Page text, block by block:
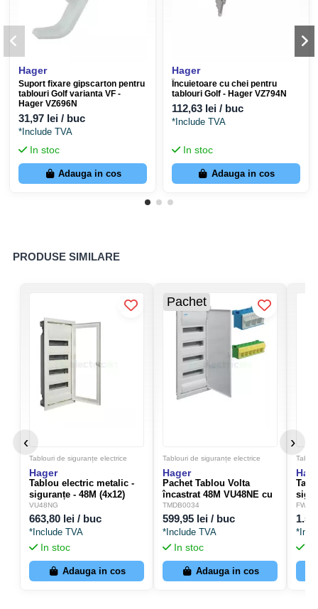
Suprafață montaj zidărie, gips-carton
Instalarea cofretului Hager Golf VF412TD în
diverse tipuri de pereți
Există 2 tipuri de elemente de fixare pentru instalarea tabloului
Hager Volta VF412TD în perete.
beton.
Elemente de fixare VZ786N pentru instalarea
scutului Golf Hager VF412TD în pereți solizi (4
buc.)
Elemente
de fixare
VZ696N
VF412TD
în pereți
buc.)
Dimensiuni Gabarit Tablou
Dimensiune Valoare
Hager
Suport fixare gipscarton pentru
tablouri Golf varianta VF -
Hager VZ696N
31,97 lei / buc
*Include TVA
In stoc
Adauga in cos
Hager
Încuietoare cu chei pentru
tablouri Golf - Hager VZ794N
112,63 lei / buc
*Include TVA
In stoc
Adauga in cos
PRODUSE SIMILARE
‹
Tablouri de siguranțe electrice
Hager
Tablou electric metalic -
siguranțe - 48M (4x12)
încastrat ușă sticlă Volta
Hager VU48NG
VU48NG
663,80 lei / buc
*Include TVA
In stoc
Adauga in cos
Pachet
Tablouri de siguranțe electrice
Hager
Pachet Tablou Volta
încastrat 48M VU48NE cu
terminale de împământare
QuickConnect
TMDB0034
599,95 lei / buc
*Include TVA
In stoc
Adauga in cos
In
›